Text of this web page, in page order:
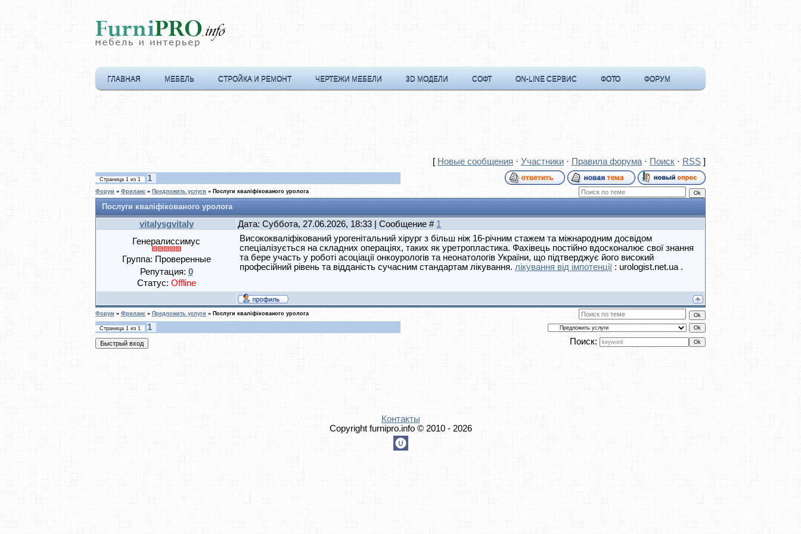
ГЛАВНАЯ МЕБЕЛЬ СТРОЙКА И РЕМОНТ ЧЕРТЕЖИ МЕБЕЛИ 3D МОДЕЛИ СОФТ ON-LINE СЕРВИС ФОТО ФОРУМ
[ Новые сообщения · Участники · Правила форума · Поиск · RSS]
Страница 1 из 1 1
Форум » Фриланс » Предложить услуги » Послуги кваліфікованого уролога
Послуги кваліфікованого уролога
vitalysgvitaly Дата: Суббота, 27.06.2026, 18:33 | Сообщение # 1
Генералиссимус
Группа: Проверенные
Репутация: 0
Статус: Offline
Висококваліфікований урогенітальний хірург з більш ніж 16-річним стажем та міжнародним досвідом
спеціалізується на складних операціях, таких як уретропластика. Фахівець постійно вдосконалює свої знання
та бере участь у роботі асоціації онкоурологів та неонатологів України, що підтверджує його високий
професійний рівень та відданість сучасним стандартам лікування. лікування від імпотенції : urologist.net.ua .
Форум » Фриланс » Предложить услуги » Послуги кваліфікованого уролога
Страница 1 из 1
1
Поиск:
Контакты
Copyright furnipro.info © 2010 - 2026